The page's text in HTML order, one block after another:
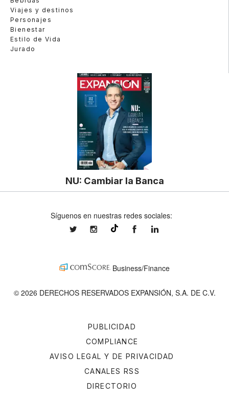
Viajes y destinos
Personajes
Bienestar
Estilo de Vida
Jurado
NU: Cambiar la Banca
PUBLICIDAD
COMPLIANCE
AVISO LEGAL Y DE PRIVACIDAD
CANALES RSS
DIRECTORIO
Síguenos en nuestras redes sociales:
expansionmxexpansionmx ExpansionMex
Business/Finance
© 2026 DERECHOS RESERVADOS EXPANSIÓN, S.A. DE C.V.